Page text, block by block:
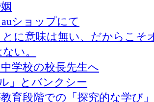
ショップにて
に意味は無い、だからこそ
い。
学校の校長先生へ
」とバンクシー
育段階での「探究的な学び